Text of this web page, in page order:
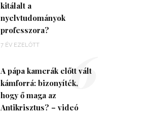
kitálalt a
nyelvtudományok
professzora?
7 ÉV EZELŐTT
A pápa kamerák előtt vált
kámforrá: bizonyíték,
hogy ő maga az
Antikrisztus? – videó
6